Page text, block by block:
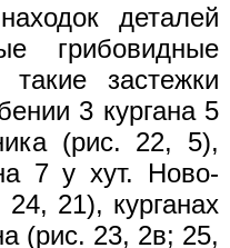
деталей
грибовидные
застежки
3 кургана 5
(рис. 22, 5),
7 у хут. Ново-
21), курганах
(рис. 23, 2в; 25,